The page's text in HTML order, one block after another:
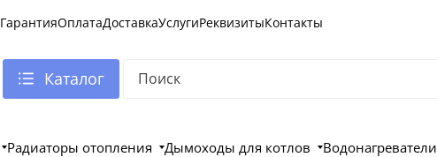
ГарантияОплатаДоставкаУслугиРеквизитыКонтакты
Каталог
Радиаторы отопления Дымоходы для котлов Водонагреватели